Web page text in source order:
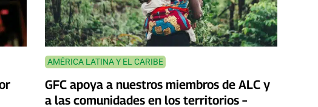
AMÉRICA LATINA Y EL CARIBE
GFC apoya a nuestros miembros de ALC y
a las comunidades en los territorios –